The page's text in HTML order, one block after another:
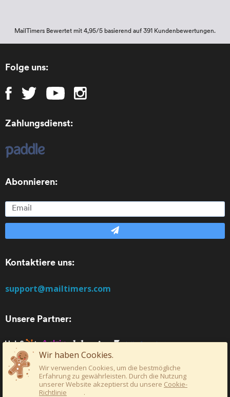
MailTimers Bewertet mit 4,95/5 basierend auf 391 Kundenbewertungen.
Wir haben Cookies.
Wir verwenden Cookies, um die bestmögliche
Erfahrung zu gewährleisten. Durch die Nutzung
unserer Website akzeptierst du unsere Cookie-
Richtlinie
.
Folge uns:
Zahlungsdienst:
Abonnieren:
Kontaktiere uns:
support@mailtimers.com
Unsere Partner: